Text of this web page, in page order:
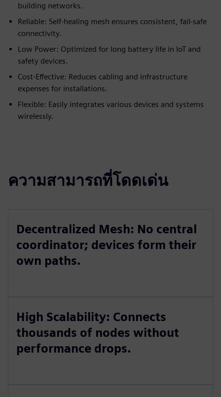
building networks.
Reliable: Self-healing mesh ensures consistent, fail-safe
connectivity.
Low Power: Optimized for long battery life in IoT and
safety devices.
Cost-Effective: Reduces cabling and infrastructure
expenses for installations.
Flexible: Easily integrates various devices and systems
wirelessly.
ความสามารถที่โดดเด่น
Decentralized Mesh: No central
coordinator; devices form their
own paths.
High Scalability: Connects
thousands of nodes without
performance drops.